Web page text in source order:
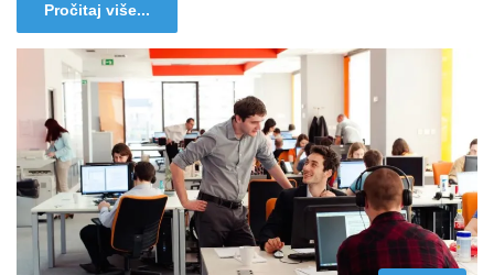
Pročitaj više...